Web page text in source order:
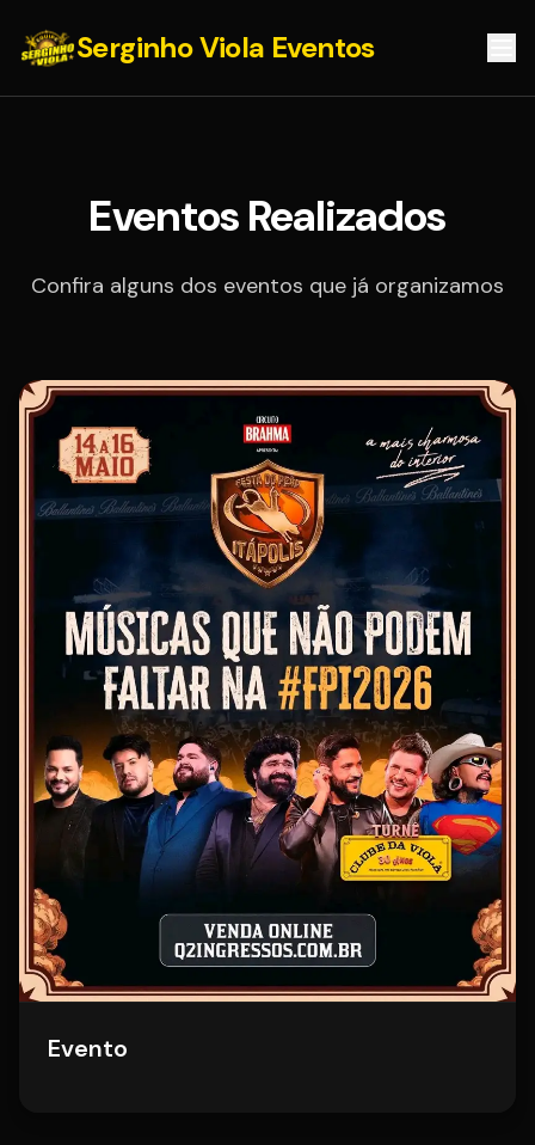
Serginho Viola Eventos
Eventos Realizados
Confira alguns dos eventos que já organizamos
Evento